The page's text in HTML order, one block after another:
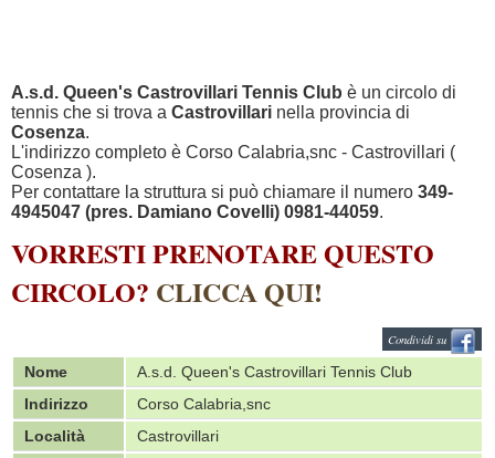
A.s.d. Queen's Castrovillari Tennis Club è un circolo di
tennis che si trova a Castrovillari nella provincia di
Cosenza.
L'indirizzo completo è Corso Calabria,snc - Castrovillari (
Cosenza ).
Per contattare la struttura si può chiamare il numero 349-
4945047 (pres. Damiano Covelli) 0981-44059.
VORRESTI PRENOTARE QUESTO
CIRCOLO? CLICCA QUI!
Condividi su
Nome
A.s.d. Queen's Castrovillari Tennis Club
Indirizzo
Corso Calabria,snc
Località
Castrovillari